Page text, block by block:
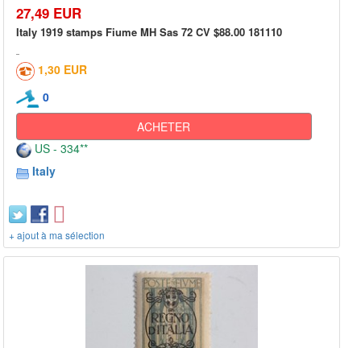
27,49 EUR
Italy 1919 stamps Fiume MH Sas 72 CV $88.00 181110
1,30 EUR
0
ACHETER
US - 334**
Italy
+ ajout à ma sélection